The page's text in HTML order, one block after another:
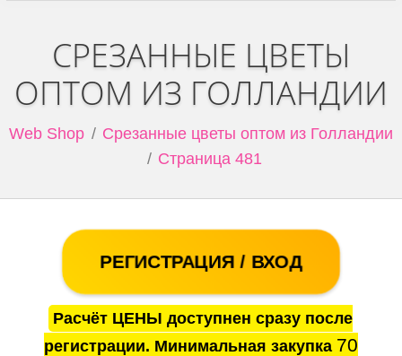
СРЕЗАННЫЕ ЦВЕТЫ
ОПТОМ ИЗ ГОЛЛАНДИИ
Web Shop
Срезанные цветы оптом из Голландии
Страница 481
РЕГИСТРАЦИЯ / ВХОД
Расчёт ЦЕНЫ доступнен сразу после
регистрации. Минимальная закупка 70